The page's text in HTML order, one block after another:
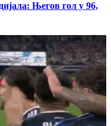
Његов гол у 96,